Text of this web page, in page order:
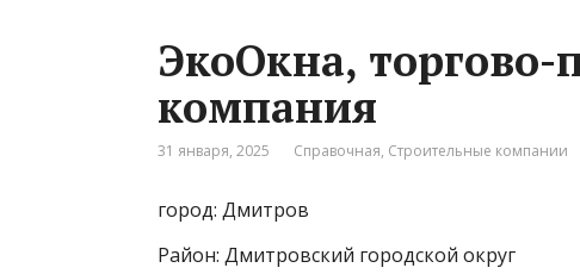
ЭкоОкна, торгово-
компания
31 января, 2025 Справочная, Строительные компании
город: Дмитров
Район: Дмитровский городской округ